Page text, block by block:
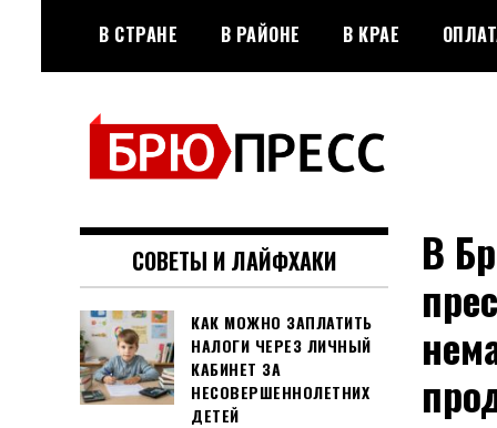
содержимому
В СТРАНЕ В РАЙОНЕ В КРАЕ
БРЮПРЕСС
Официальный сайт газеты
"Брюховецкие новости"
В
СОВЕТЫ И ЛАЙФХАКИ
КАК МОЖНО ЗАПЛАТИТЬ
НАЛОГИ ЧЕРЕЗ ЛИЧНЫЙ
КАБИНЕТ ЗА
НЕСОВЕРШЕННОЛЕТНИХ
ДЕТЕЙ